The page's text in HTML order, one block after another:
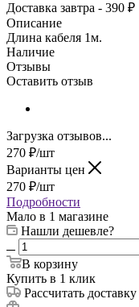
Доставка завтра - 390 ₽
Описание
Длина кабеля 1м.
Наличие
Отзывы
Оставить отзыв
Загрузка отзывов...
270 ₽/шт
Варианты цен
270 ₽/шт
Подробности
Мало в 1 магазине
Нашли дешевле?
В корзину
Купить в 1 клик
Рассчитать доставку